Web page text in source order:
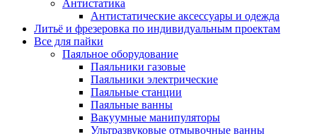
Антистатика
Антистатические аксессуары и одежда
Литьё и фрезеровка по индивидуальным проектам
Все для пайки
Паяльное оборудование
Паяльники газовые
Паяльники электрические
Паяльные станции
Паяльные ванны
Вакуумные манипуляторы
Ультразвуковые отмывочные ванны